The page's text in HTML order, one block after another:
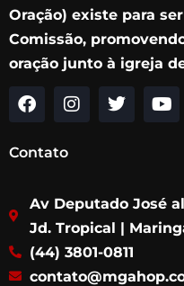
Oração) existe para
Comissão,
oração junto à igreja
F
c
o
o
k
I
g
r
a
m
T
e
r
Y
b
e
Contato
Av Deputado José
Jd. Tropical |
(44) 3801-0811